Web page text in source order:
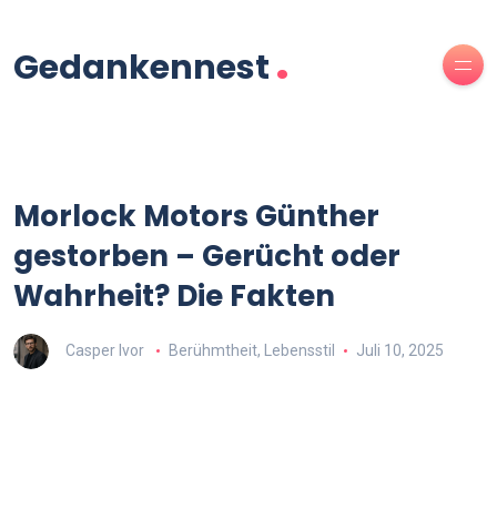
Gedankennest.
Morlock Motors Günther
gestorben – Gerücht oder
Wahrheit? Die Fakten
Casper Ivor Berühmtheit, Lebensstil Juli 10, 2025